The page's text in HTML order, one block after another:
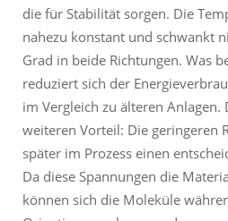
die für Stabilität sorgen. Die
nahezu konstant und schwankt
Grad in beide Richtungen. Was
reduziert sich der
im Vergleich zu älteren Anlagen.
weiteren Vorteil: Die geringeren
später im Prozess einen
Da diese Spannungen die
können sich die Moleküle